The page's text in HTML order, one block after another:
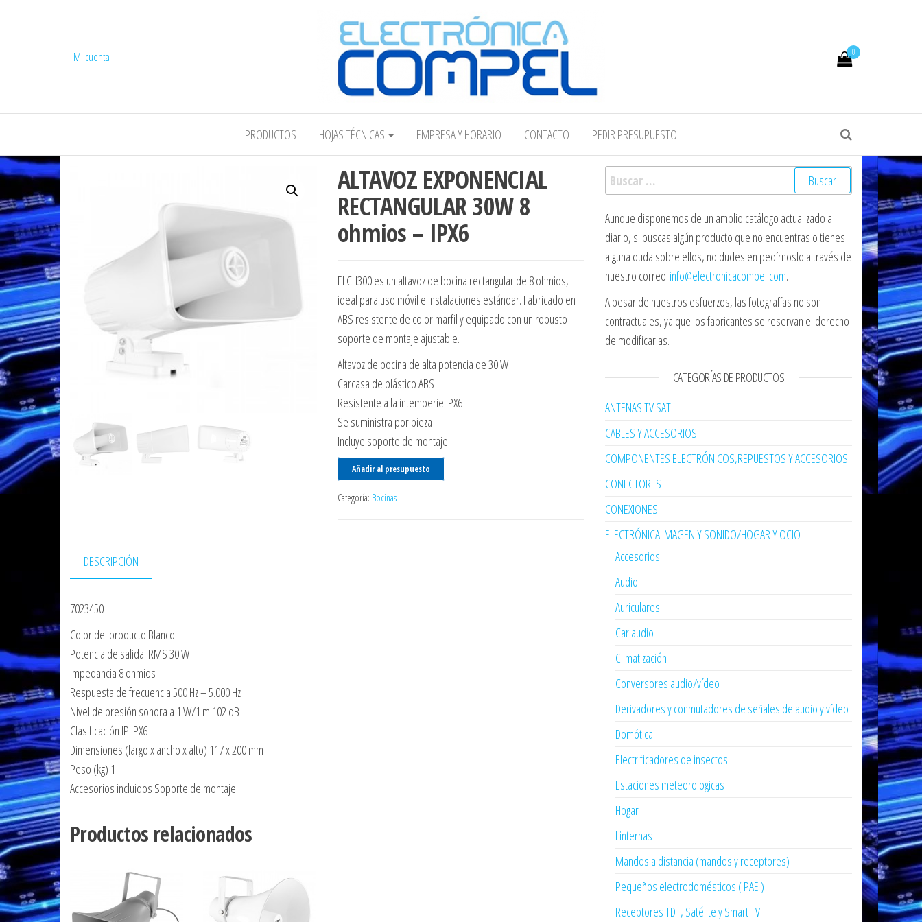
COMPEL Electrónica COMPEL
0
Mi cuenta
PRODUCTOS HOJAS TÉCNICAS EMPRESA Y HORARIO CONTACTO PEDIR PRESUPUESTO
ALTAVOZ EXPONENCIAL
RECTANGULAR 30W 8
ohmios – IPX6
El CH300 es un altavoz de bocina rectangular de 8 ohmios,
ideal para uso móvil e instalaciones estándar. Fabricado en
ABS resistente de color marfil y equipado con un robusto
soporte de montaje ajustable.
Altavoz de bocina de alta potencia de 30 W
Carcasa de plástico ABS
Resistente a la intemperie IPX6
Se suministra por pieza
Incluye soporte de montaje
Añadir al presupuesto
Categoría: Bocinas
DESCRIPCIÓN
7023450
Color del producto Blanco
Potencia de salida: RMS 30 W
Impedancia 8 ohmios
Respuesta de frecuencia 500 Hz – 5.000 Hz
Nivel de presión sonora a 1 W/1 m 102 dB
Clasificación IP IPX6
Dimensiones (largo x ancho x alto) 117 x 200 mm
Peso (kg) 1
Accesorios incluidos Soporte de montaje
Productos relacionados
Buscar:
Aunque disponemos de un amplio catálogo actualizado a
diario, si buscas algún producto que no encuentras o tienes
alguna duda sobre ellos, no dudes en pedírnoslo a través de
nuestro correo info@electronicacompel.com.
A pesar de nuestros esfuerzos, las fotografías no son
contractuales, ya que los fabricantes se reservan el derecho
de modificarlas.
CATEGORÍAS DE PRODUCTOS
ANTENAS TV SAT
CABLES Y ACCESORIOS
COMPONENTES ELECTRÓNICOS,REPUESTOS Y ACCESORIOS
CONECTORES
CONEXIONES
ELECTRÓNICA:IMAGEN Y SONIDO/HOGAR Y OCIO
Accesorios
Audio
Auriculares
Car audio
Climatización
Conversores audio/vídeo
Derivadores y conmutadores de señales de audio y vídeo
Domótica
Electrificadores de insectos
Estaciones meteorologicas
Hogar
Linternas
Mandos a distancia (mandos y receptores)
Pequeños electrodomésticos ( PAE )
Receptores TDT, Satélite y Smart TV